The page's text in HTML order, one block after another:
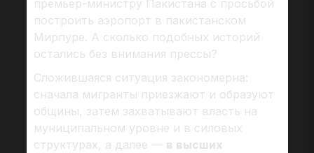
премьер-министру Пакистана с просьбой
построить аэропорт в пакистанском
Мирпуре. А сколько подобных историй
остались без внимания прессы?
Сложившаяся ситуация закономерна:
сначала мигранты приезжают и образуют
общины, затем захватывают власть на
муниципальном уровне и в силовых
структурах, а далее — в высших